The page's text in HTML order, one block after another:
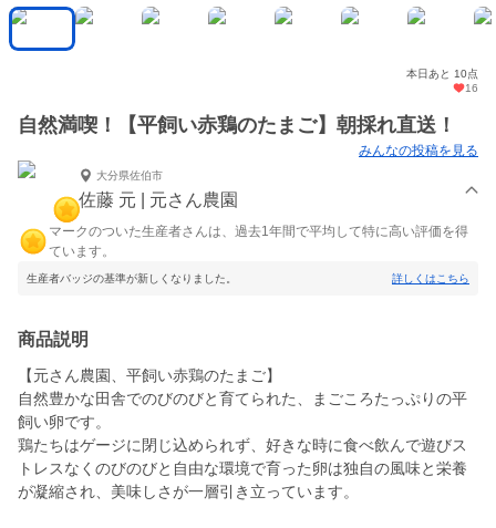
本日あと 10点
16
自然満喫！【平飼い赤鶏のたまご】朝採れ直送！
みんなの投稿を見る
大分県佐伯市
佐藤 元 | 元さん農園
マークのついた生産者さんは、過去1年間で平均して特に高い評価を得
ています。
生産者バッジの基準が新しくなりました。 詳しくはこちら
商品説明
【元さん農園、平飼い赤鶏のたまご】
自然豊かな田舎でのびのびと育てられた、まごころたっぷりの平
飼い卵です。
鶏たちはゲージに閉じ込められず、好きな時に食べ飲んで遊びス
トレスなくのびのびと自由な環境で育った卵は独自の風味と栄養
が凝縮され、美味しさが一層引き立っています。